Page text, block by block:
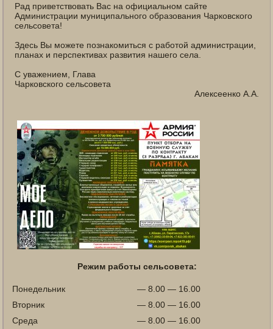
Рад приветствовать Вас на официальном сайте
Администрации муниципального образования Чарковского
сельсовета!
Здесь Вы можете познакомиться с работой администрации,
планах и перспективах развития нашего села.
С уважением, Глава
Чарковского сельсовета
Алексеенко А.А.
Режим работы сельсовета:
Понедельник
— 8.00 — 16.00
Вторник
— 8.00 — 16.00
Среда
— 8.00 — 16.00